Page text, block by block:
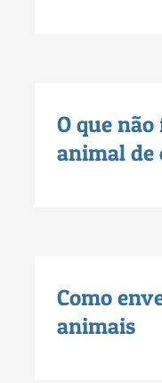
O que
animal de
Como
animais